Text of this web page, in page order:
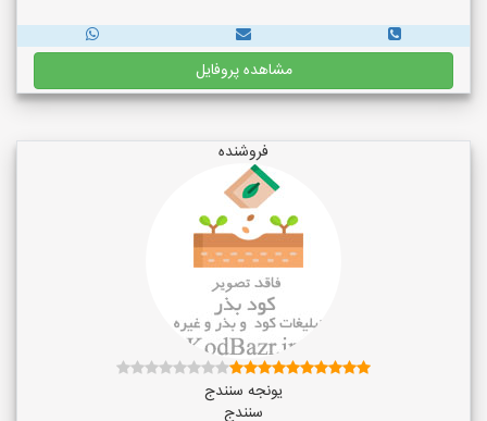
مشاهده پروفایل
فروشنده
یونجه سنندج
سنندج